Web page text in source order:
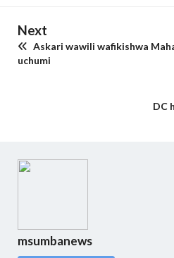
Next
Askari wawili wafikishwa
uchumi
DC
msumbanews